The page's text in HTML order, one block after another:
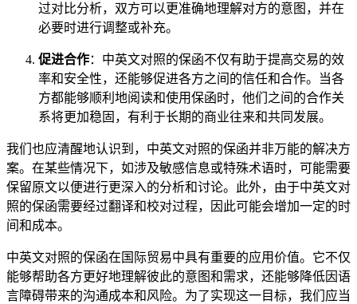
过对比分析，双方可以更准确地理解对方的意图，并在
必要时进行调整或补充。
促进合作：中英文对照的保函不仅有助于提高交易的效
率和安全性，还能够促进各方之间的信任和合作。当各
方都能够顺利地阅读和使用保函时，他们之间的合作关
系将更加稳固，有利于长期的商业往来和共同发展。
我们也应清醒地认识到，中英文对照的保函并非万能的解决方
案。在某些情况下，如涉及敏感信息或特殊术语时，可能需要
保留原文以便进行更深入的分析和讨论。此外，由于中英文对
照的保函需要经过翻译和校对过程，因此可能会增加一定的时
间和成本。
中英文对照的保函在国际贸易中具有重要的应用价值。它不仅
能够帮助各方更好地理解彼此的意图和需求，还能够降低因语
言障碍带来的沟通成本和风险。为了实现这一目标，我们应当